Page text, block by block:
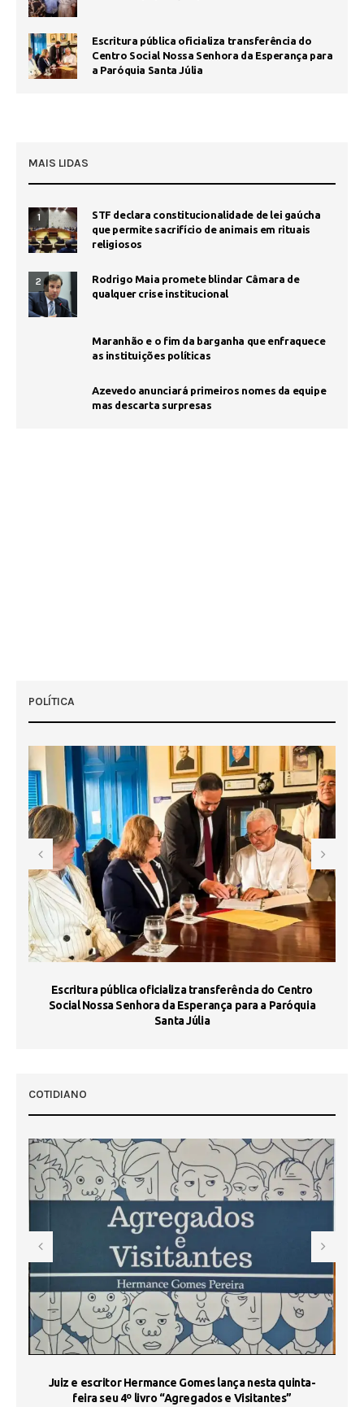
Escritura pública oficializa transferência do
Centro Social Nossa Senhora da Esperança para
a Paróquia Santa Júlia
MAIS LIDAS
1
STF declara constitucionalidade de lei gaúcha
que permite sacrifício de animais em rituais
religiosos
2
Rodrigo Maia promete blindar Câmara de
qualquer crise institucional
Maranhão e o fim da barganha que enfraquece
as instituições políticas
Azevedo anunciará primeiros nomes da equipe
mas descarta surpresas
POLÍTICA
Escritura pública oficializa transferência do Centro
Social Nossa Senhora da Esperança para a Paróquia
Santa Júlia
COTIDIANO
Juiz e escritor Hermance Gomes lança nesta quinta-
feira seu 4º livro “Agregados e Visitantes”